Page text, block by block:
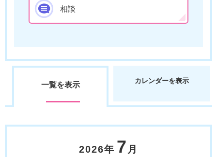
相談
一覧を表示 カレンダーを表示
2026年 7 月